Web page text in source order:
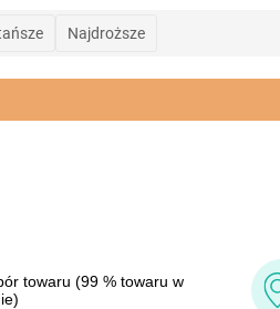
Najdroższe
towaru (99 % towaru w